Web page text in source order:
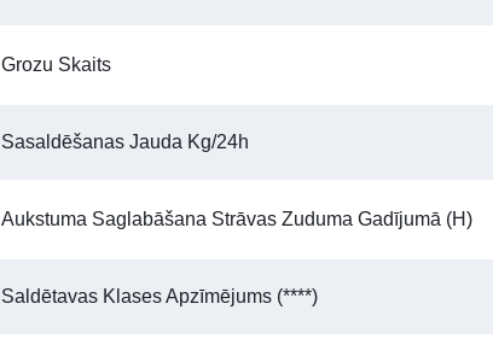
Grozu Skaits
Sasaldēšanas Jauda Kg/24h
Aukstuma Saglabāšana Strāvas Zuduma Gadījumā (h)
Saldētavas Klases Apzīmējums (****)